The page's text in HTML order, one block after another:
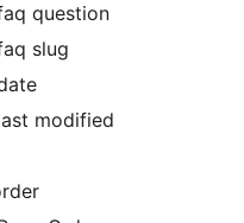
question
slug
modified